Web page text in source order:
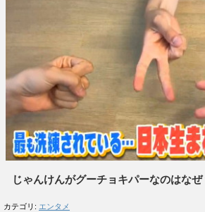
じゃんけんがグーチョキパーなのはな
カテゴリ: エンタメ